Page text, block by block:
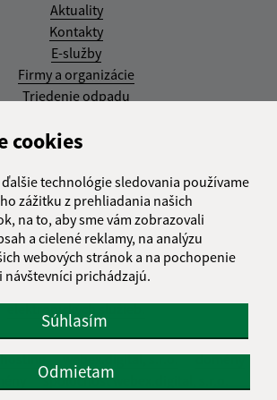
cookies
technológie sledovania používame
zážitku z prehliadania našich
na to, aby sme vám zobrazovali
a cielené reklamy, na analýzu
webových stránok a na pochopenie
prichádzajú.
Súhlasím
Odmietam
Aktuality
Kontakty
E-služby
Firmy a organizácie
Triedenie odpadu
Aktualizované:
RSS
Správca obsahu:
obsahu je Obec Kysak.
s
Jednotným dizajn manuálom
elektronických služieb.
webex.digital, s.r.o.
domény
spoločnosť webex.digital, s.r.o.